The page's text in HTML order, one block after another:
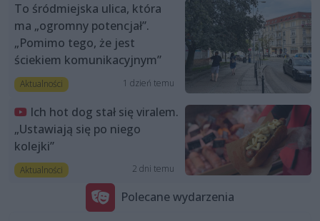
To śródmiejska ulica, która
ma „ogromny potencjał”.
„Pomimo tego, że jest
ściekiem komunikacyjnym”
Aktualności 1 dzień temu
Ich hot dog stał się viralem.
„Ustawiają się po niego
kolejki”
Aktualności 2 dni temu
Polecane wydarzenia